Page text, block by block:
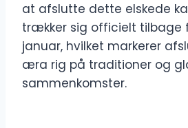
at afslutte dette elskede
trækker sig officielt tilbage
januar, hvilket markerer
æra rig på traditioner og
sammenkomster.